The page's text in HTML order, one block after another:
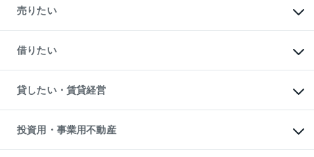
新築・分譲マンションの購入
中古マンションの購入
一戸建ての購入
中古一戸建ての購入
不動産購入の流れ
注目キーワード物件特集
購入ガイド
English 繁体中文簡体中文
売りたい
一戸建ての売却・査定
土地の売却・査定
スピードAI査定
不動産査定について
不動産売却の流れ
不動産買換えの流れ
売却ガイド
借りたい
オフィス・店舗の賃貸
借りるときの流れ
借りるガイド
貸したい・賃貸経営
マンション賃料データ
賃貸管理プラン
リロケーションについて
投資用・事業用不動産